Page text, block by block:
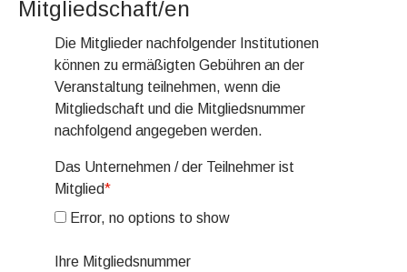
Mitgliedschaft/en
Die Mitglieder nachfolgender Institutionen
können zu ermäßigten Gebühren an der
Veranstaltung teilnehmen, wenn die
Mitgliedschaft und die Mitgliedsnummer
nachfolgend angegeben werden.
Das Unternehmen / der Teilnehmer ist
Mitglied*
Error, no options to show
Ihre Mitgliedsnummer